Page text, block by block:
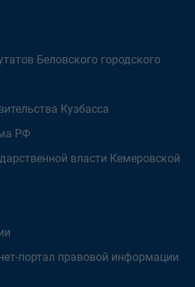
Беловского городского
Кузбасса
РФ
власти Кемеровской
портал правовой информации